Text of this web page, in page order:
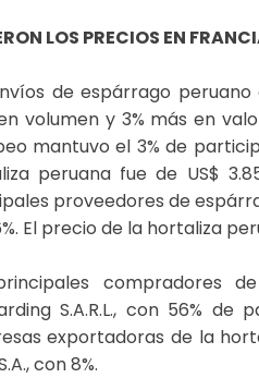
LOS PRECIOS EN
de espárrago peruano
volumen y 3% más en
mantuvo el 3% de
peruana fue de US$
proveedores de
El precio de la hortaliza
compradores
S.A.R.L., con 56% de
exportadoras de la
con 8%.